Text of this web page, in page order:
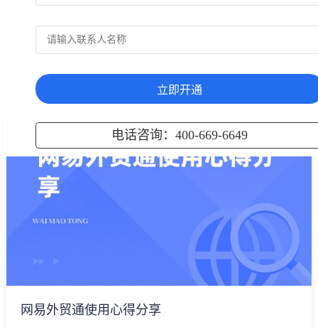
热门知识
网易外贸通使用心得分享
立即开通
电话咨询：400-669-6649